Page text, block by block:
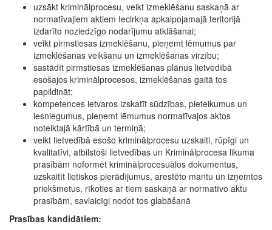
uzsākt kriminālprocesu, veikt izmeklēšanu saskaņā ar
normatīvajiem aktiem Iecirkņa apkalpojamajā teritorijā
izdarīto noziedzīgo nodarījumu atklāšanai;
veikt pirmstiesas izmeklēšanu, pieņemt lēmumus par
izmeklēšanas veikšanu un izmeklēšanas virzību;
sastādīt pirmstiesas izmeklēšanas plānus lietvedībā
esošajos kriminālprocesos, izmeklēšanas gaitā tos
papildināt;
kompetences ietvaros izskatīt sūdzības, pieteikumus un
iesniegumus, pieņemt lēmumus normatīvajos aktos
noteiktajā kārtībā un termiņā;
veikt lietvedībā esošo kriminālprocesu uzskaiti, rūpīgi un
kvalitatīvi, atbilstoši lietvedības un Kriminālprocesa likuma
prasībām noformēt kriminālprocesuālos dokumentus,
uzskaitīt lietiskos pierādījumus, arestēto mantu un izņemtos
priekšmetus, rīkoties ar tiem saskaņā ar normatīvo aktu
prasībām, savlaicīgi nodot tos glabāšanā
Prasības kandidātiem: